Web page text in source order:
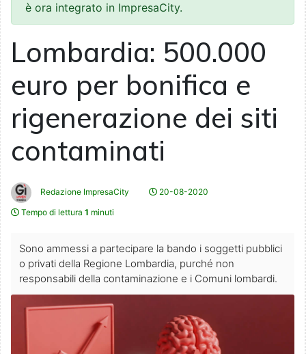
è ora integrato in ImpresaCity.
Lombardia: 500.000
euro per bonifica e
rigenerazione dei siti
contaminati
Redazione ImpresaCity
20-08-2020
Tempo di lettura 1 minuti
Sono ammessi a partecipare la bando i soggetti pubblici
o privati della Regione Lombardia, purché non
responsabili della contaminazione e i Comuni lombardi.